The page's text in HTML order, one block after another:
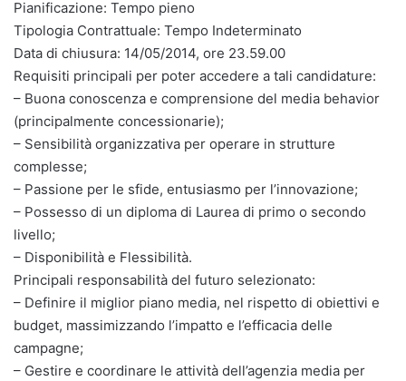
Pianificazione: Tempo pieno
Tipologia Contrattuale: Tempo Indeterminato
Data di chiusura: 14/05/2014, ore 23.59.00
Requisiti principali per poter accedere a tali candidature:
– Buona conoscenza e comprensione del media behavior
(principalmente concessionarie);
– Sensibilità organizzativa per operare in strutture
complesse;
– Passione per le sfide, entusiasmo per l’innovazione;
– Possesso di un diploma di Laurea di primo o secondo
livello;
– Disponibilità e Flessibilità.
Principali responsabilità del futuro selezionato:
– Definire il miglior piano media, nel rispetto di obiettivi e
budget, massimizzando l’impatto e l’efficacia delle
campagne;
– Gestire e coordinare le attività dell’agenzia media per